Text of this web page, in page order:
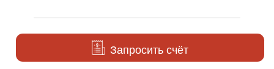
Запросить счёт